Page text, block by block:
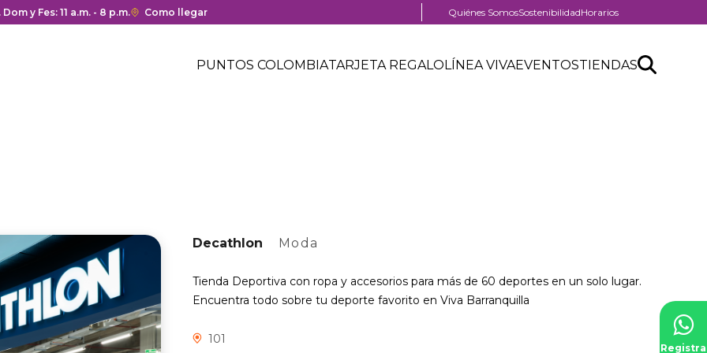
y cierre del centro comercial.
y Fes: 11 a.m. - 8 p.m.Enlace
Como llegar
Menú
Quiénes SomosSostenibilidadHorarios
Header
Menú
PUNTOS COLOMBIATARJETA REGALOLÍNEA VIVAEVENTOSTIENDASSearch
Buscar
Decathlon Moda
Tienda Deportiva con ropa y accesorios para más de 60 deportes en un solo lugar.
Encuentra todo sobre tu deporte favorito en Viva Barranquilla
101
Registra